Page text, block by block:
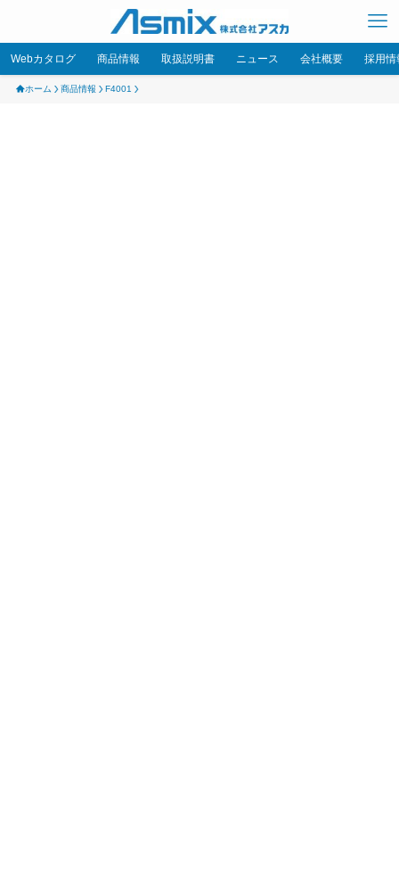
Webカタログ 商品情報 取扱説明書 ニュース 会社概要 採用情
ホーム 商品情報 F4001